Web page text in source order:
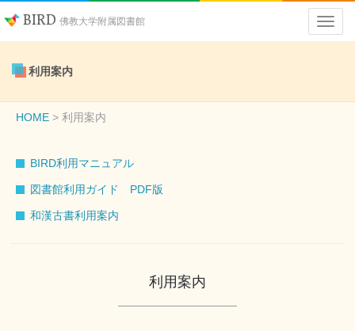
BIRD 佛教大学附属図書館
利用案内
HOME 利用案内
BIRD利用マニュアル
図書館利用ガイド PDF版
和漢古書利用案内
利用案内